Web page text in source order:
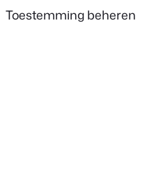
Toestemming beheren